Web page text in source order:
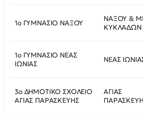
1ο ΓΥΜΝΑΣΙΟ ΝΑΞΟΥ
ΝΑΞΟΥ &
ΚΥΚΛΑΔΩΝ
1ο ΓΥΜΝΑΣΙΟ ΝΕΑΣ
ΙΩΝΙΑΣ
ΝΕΑΣ
3ο ΔΗΜΟΤΙΚΟ ΣΧΟΛΕΙΟ
ΑΓΙΑΣ ΠΑΡΑΣΚΕΥΗΣ
ΑΓΙΑΣ